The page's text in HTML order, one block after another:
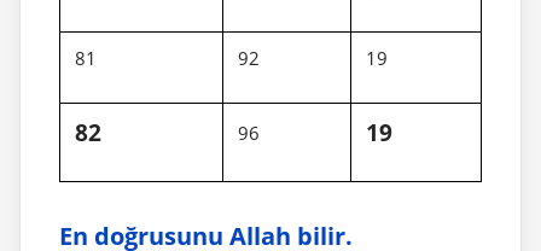
81 92 19
82 96 19
En doğrusunu Allah bilir.